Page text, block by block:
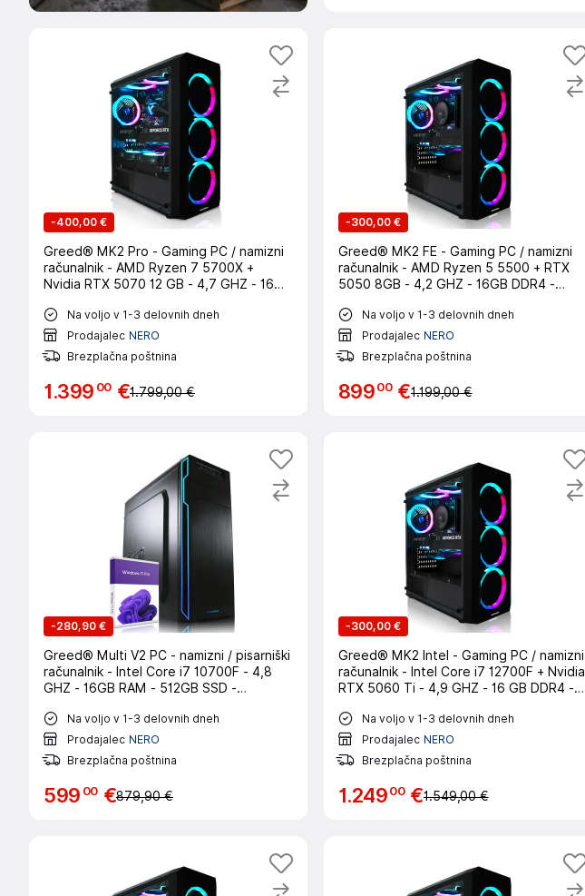
-400,00 €
Greed® MK2 Pro - Gaming PC / namizni
računalnik - AMD Ryzen 7 5700X +
Nvidia RTX 5070 12 GB - 4,7 GHZ - 16
Pro
Na voljo v 1-3 delovnih dneh
Prodajalec NERO
Brezplačna poštnina
1.399 00 €1.799,00 €
-300,00 €
Greed® MK2 FE - Gaming PC / namizni
računalnik - AMD Ryzen 5 5500 + RTX
5050 8GB - 4,2 GHZ - 16GB DDR4 -
Na voljo v 1-3 delovnih dneh
Prodajalec NERO
Brezplačna poštnina
89900 €1.199,00 €
-280,90 €
Greed® Multi V2 PC - namizni / pisarniški
računalnik - Intel Core i7 10700F - 4,8
GHZ - 16GB RAM - 512GB SSD -
Na voljo v 1-3 delovnih dneh
Prodajalec NERO
Brezplačna poštnina
599 00 €879,90 €
-300,00 €
Greed® MK2 Intel - Gaming PC / namizni
računalnik - Intel Core i7 12700F + Nvidia
RTX 5060 Ti - 4,9 GHZ - 16 GB DDR4 -
Na voljo v 1-3 delovnih dneh
Prodajalec NERO
Brezplačna poštnina
1.24900 €1.549,00 €